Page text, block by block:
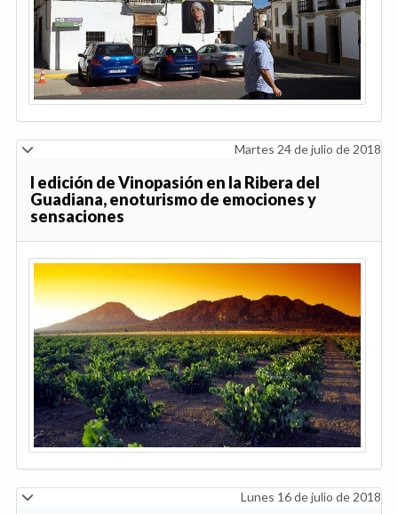
Martes 24 de julio de 2018
I edición de Vinopasión en la Ribera del
Guadiana, enoturismo de emociones y
sensaciones
Lunes 16 de julio de 2018